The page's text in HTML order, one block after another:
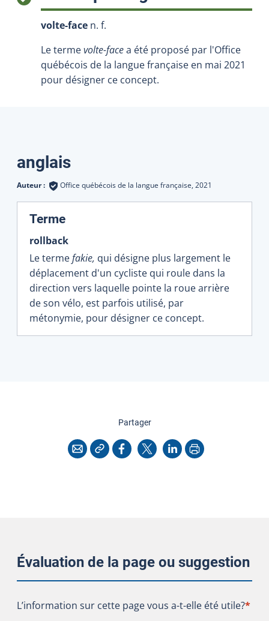
volte-face n. f.
Le termevolte-facea été proposé par l'Office
québécois de la langue française en mai 2021
pour désigner ce concept.
Traductions
anglais
Auteur : Office québécois de la langue française, 2021
Terme:
rollback
Le termefakie, qui désigne plus largement le
déplacement d'un cycliste qui roule dans la
direction vers laquelle pointe la roue arrière
de son vélo, est parfois utilisé, par
métonymie, pour désigner ce concept.
Partagercette page
CourrielCopier l'adresse
Facebook
X LinkedInImprimer
Évaluation de la page ou suggestion
L’information sur cette page vous a-t-elle été utile?
L’information sur cette page vous a-t-elle été utile?*